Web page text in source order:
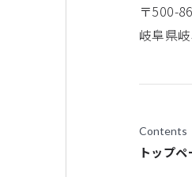
〒500-
岐阜県
Contents
トップペ